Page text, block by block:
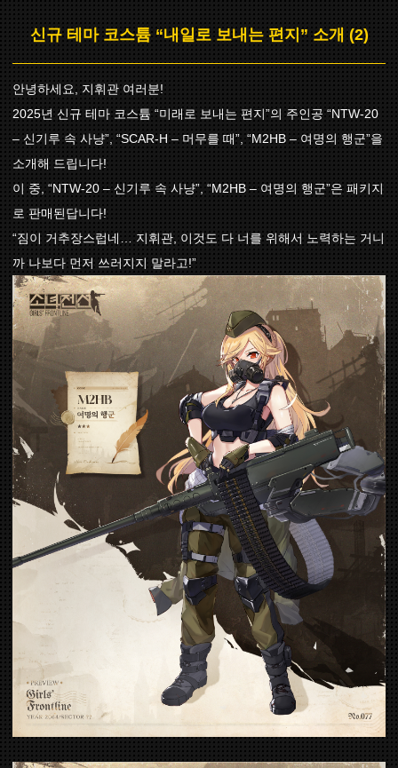
신규 테마 코스튬 “내일로 보내는 편지” 소개 (2)
안녕하세요, 지휘관 여러분!
2025년 신규 테마 코스튬 “미래로 보내는 편지”의 주인공 “NTW-20
– 신기루 속 사냥”, “SCAR-H – 머무를 때”, “M2HB – 여명의 행군”을
소개해 드립니다!
이 중, “NTW-20 – 신기루 속 사냥”, “M2HB – 여명의 행군”은 패키지
로 판매된답니다!
“짐이 거추장스럽네… 지휘관, 이것도 다 너를 위해서 노력하는 거니
까 나보다 먼저 쓰러지지 말라고!”